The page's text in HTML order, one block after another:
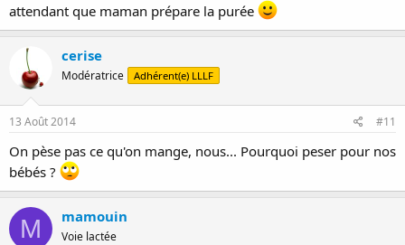
attendant que maman prépare la purée
cerise
Modératrice Adhérent(e) LLLF
13 Août 2014 #11
On pèse pas ce qu'on mange, nous... Pourquoi peser pour nos
bébés ?
M mamouin
Voie lactée